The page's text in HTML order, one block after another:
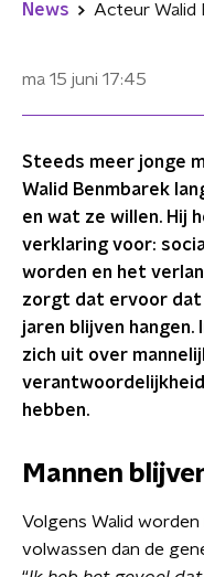
News
ma 15 juni 17:45
Steeds meer jonge
Walid Benmbarek
en wat ze willen. Hij
verklaring voor:
worden en het
zorgt dat ervoor dat
jaren blijven hangen.
zich uit over
hebben.
Mannen
Volgens Walid
volwassen dan de